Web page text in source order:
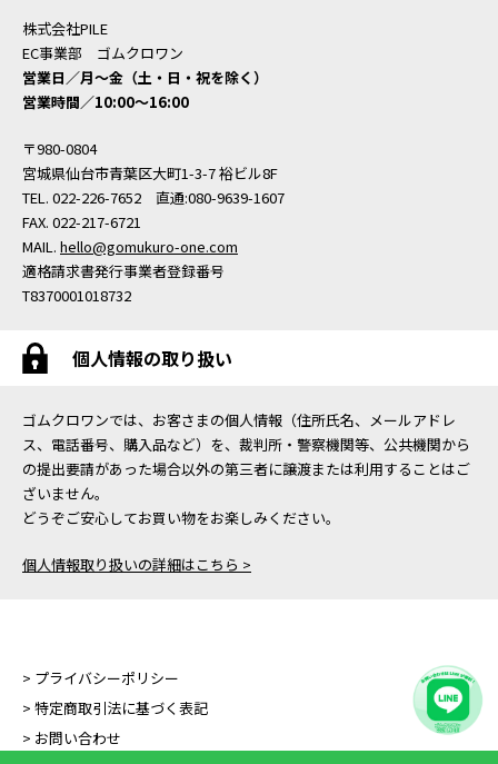
株式会社PILE
EC事業部 ゴムクロワン
営業日／月〜金（土・日・祝を除く）
営業時間／10:00〜16:00
〒980-0804
宮城県仙台市青葉区大町1-3-7 裕ビル8F
TEL. 022-226-7652 直通:080-9639-1607
FAX. 022-217-6721
MAIL. hello@gomukuro-one.com
適格請求書発行事業者登録番号
T8370001018732
個人情報の取り扱い
ゴムクロワンでは、お客さまの個人情報（住所氏名、メールアドレ
ス、電話番号、購入品など）を、裁判所・警察機関等、公共機関から
の提出要請があった場合以外の第三者に譲渡または利用することはご
ざいません。
どうぞご安心してお買い物をお楽しみください。
個人情報取り扱いの詳細はこちら >
> プライバシーポリシー
> 特定商取引法に基づく表記
> お問い合わせ